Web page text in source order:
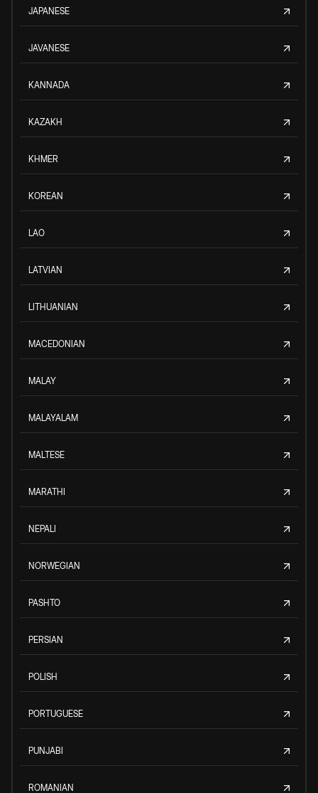
JAPANESE
JAVANESE
KANNADA
KAZAKH
KHMER
KOREAN
LAO
LATVIAN
LITHUANIAN
MACEDONIAN
MALAY
MALAYALAM
MALTESE
MARATHI
NEPALI
NORWEGIAN
PASHTO
PERSIAN
POLISH
PORTUGUESE
PUNJABI
ROMANIAN